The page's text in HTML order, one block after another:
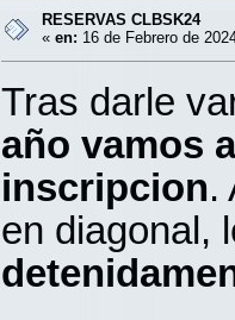
RESERVAS CLBSK24
« en: 16 de Febrero de
Tras darle
año vamos
inscripcion.
en diagonal,